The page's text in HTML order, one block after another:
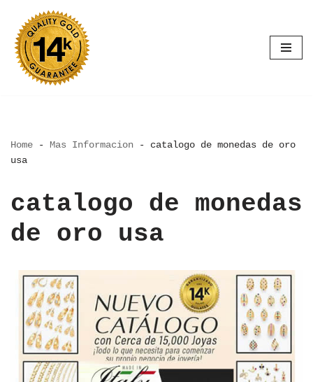
Saltar
al
contenido
Home - Mas Informacion - catalogo de monedas de oro
usa
catalogo de monedas
de oro usa